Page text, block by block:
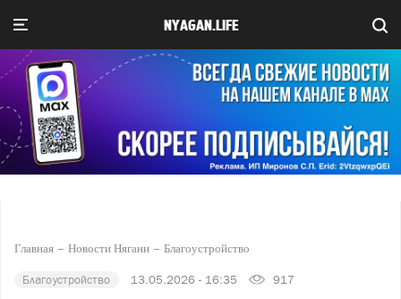
NYAGAN.LIFE
Главная Новости Нягани Благоустройство
Благоустройство 13.05.2026 - 16:35 917